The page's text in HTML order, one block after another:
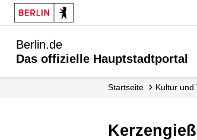
Berlin.de
Das offizielle Hauptstadtportal
Startseite Kultur